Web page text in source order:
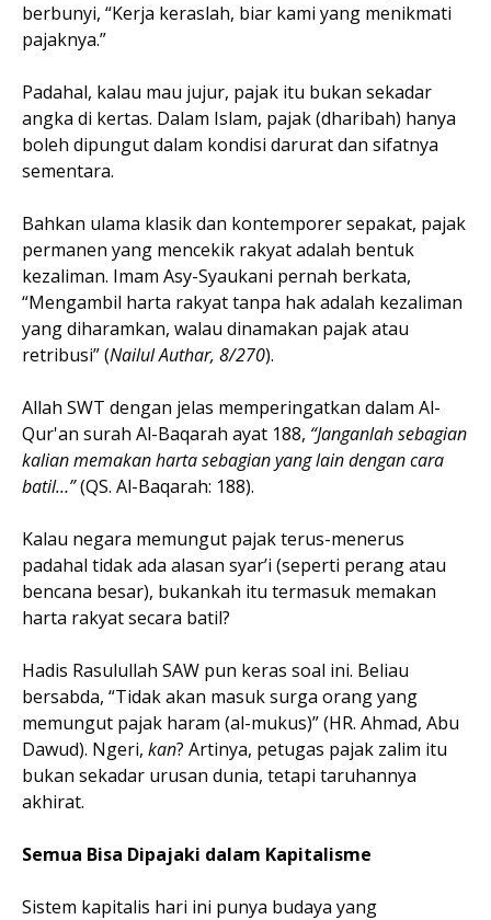
berbunyi, “Kerja keraslah, biar kami yang menikmati
pajaknya.”
Padahal, kalau mau jujur, pajak itu bukan sekadar
angka di kertas. Dalam Islam, pajak (dharibah) hanya
boleh dipungut dalam kondisi darurat dan sifatnya
sementara.
Bahkan ulama klasik dan kontemporer sepakat, pajak
permanen yang mencekik rakyat adalah bentuk
kezaliman. Imam Asy-Syaukani pernah berkata,
“Mengambil harta rakyat tanpa hak adalah kezaliman
yang diharamkan, walau dinamakan pajak atau
retribusi” (Nailul Authar, 8/270).
Allah SWT dengan jelas memperingatkan dalam Al-
Qur'an surah Al-Baqarah ayat 188, “Janganlah sebagian
kalian memakan harta sebagian yang lain dengan cara
batil…”(QS. Al-Baqarah: 188).
Kalau negara memungut pajak terus-menerus
padahal tidak ada alasan syar’i (seperti perang atau
bencana besar), bukankah itu termasuk memakan
harta rakyat secara batil?
Hadis Rasulullah SAW pun keras soal ini. Beliau
bersabda, “Tidak akan masuk surga orang yang
memungut pajak haram (al-mukus)” (HR. Ahmad, Abu
Dawud). Ngeri, kan? Artinya, petugas pajak zalim itu
bukan sekadar urusan dunia, tetapi taruhannya
akhirat.
Semua Bisa Dipajaki dalam Kapitalisme
Sistem kapitalis hari ini punya budaya yang